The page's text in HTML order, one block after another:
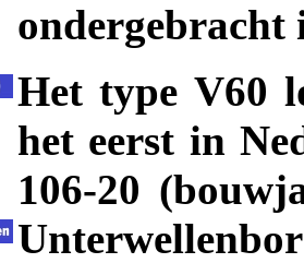
ondergebracht
Het typeV60
het eerst in
106-20